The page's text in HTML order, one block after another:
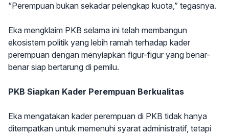
“Perempuan bukan sekadar pelengkap kuota,” tegasnya.
Eka mengklaim PKB selama ini telah membangun
ekosistem politik yang lebih ramah terhadap kader
perempuan dengan menyiapkan figur-figur yang benar-
benar siap bertarung di pemilu.
PKB Siapkan Kader Perempuan Berkualitas
Eka mengatakan kader perempuan di PKB tidak hanya
ditempatkan untuk memenuhi syarat administratif, tetapi